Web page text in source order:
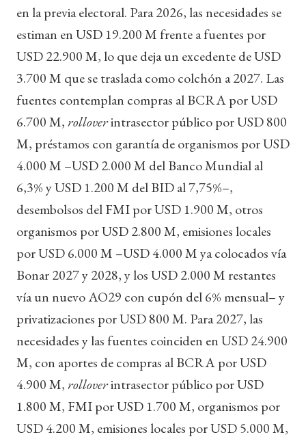
en la previa electoral. Para 2026, las necesidades se
estiman en USD 19.200 M frente a fuentes por
USD 22.900 M, lo que deja un excedente de USD
3.700 M que se traslada como colchón a 2027. Las
fuentes contemplan compras al BCRA por USD
6.700 M,rolloverintrasector público por USD 800
M, préstamos con garantía de organismos por USD
4.000 M –USD 2.000 M del Banco Mundial al
6,3% y USD 1.200 M del BID al 7,75%–,
desembolsos del FMI por USD 1.900 M, otros
organismos por USD 2.800 M, emisiones locales
por USD 6.000 M –USD 4.000 M ya colocados vía
Bonar 2027 y 2028, y los USD 2.000 M restantes
vía un nuevo AO29 con cupón del 6% mensual– y
privatizaciones por USD 800 M. Para 2027, las
necesidades y las fuentes coinciden en USD 24.900
M, con aportes de compras al BCRA por USD
4.900 M,rolloverintrasector público por USD
1.800 M, FMI por USD 1.700 M, organismos por
USD 4.200 M, emisiones locales por USD 5.000 M,